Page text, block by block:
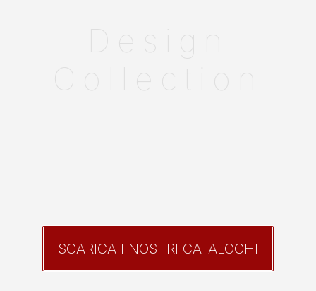
SCARICA I NOSTRI CATALOGHI